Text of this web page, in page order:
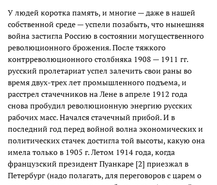
У людей коротка память, и многие — даже в нашей
собственной среде — успели позабыть, что нынешняя
война застигла Россию в состоянии могущественного
революционного брожения. После тяжкого
контрреволюционного столбняка 1908 — 1911 гг.
русский пролетариат успел залечить свои раны во
время двух-трех лет промышленного подъема, и
расстрел стачечников на Лене в апреле 1912 года
снова пробудил революционную энергию русских
рабочих масс. Начался стачечный прибой. И в
последний год перед войной волна экономических и
политических стачек достигла той высоты, какую она
имела только в 1905 г. Летом 1914 года, когда
французский президент Пуанкаре [2] приезжал в
Петербург (надо полагать, для переговоров с царем о